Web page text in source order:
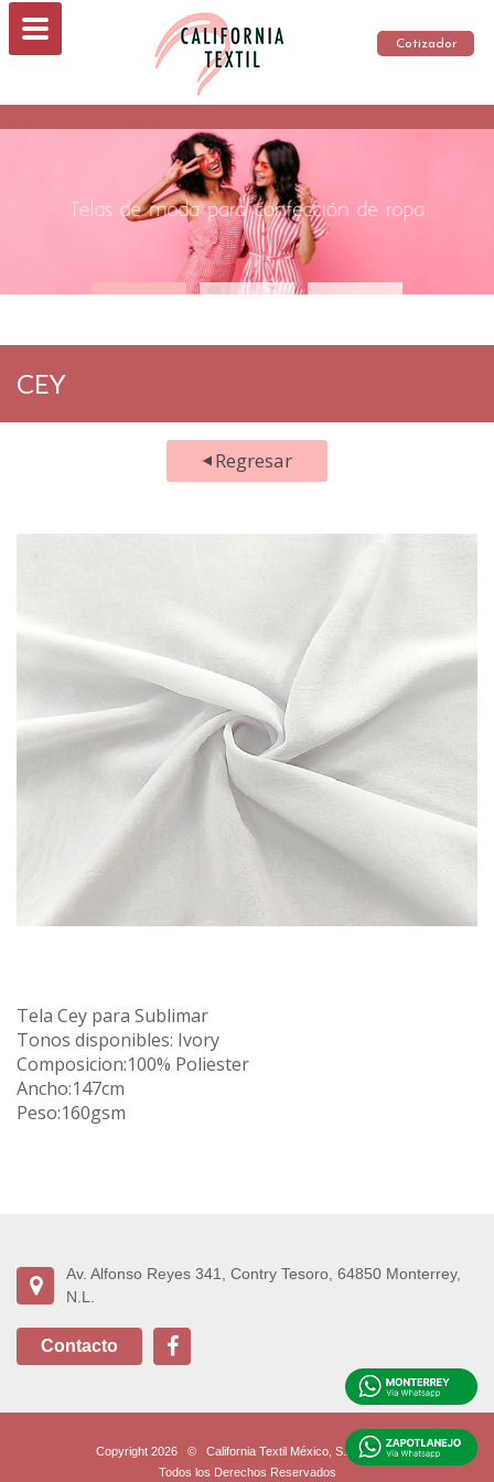
Cotizador
CEY
Regresar
Tela Cey para Sublimar
Tonos disponibles: Ivory
Composicion:100% Poliester
Ancho:147cm
Peso:160gsm
Av. Alfonso Reyes 341, Contry Tesoro, 64850 Monterrey,
N.L.
Contacto
Copyright 2026 ©
California Textil México, S.A. de C.V.
Todos los Derechos Reservados